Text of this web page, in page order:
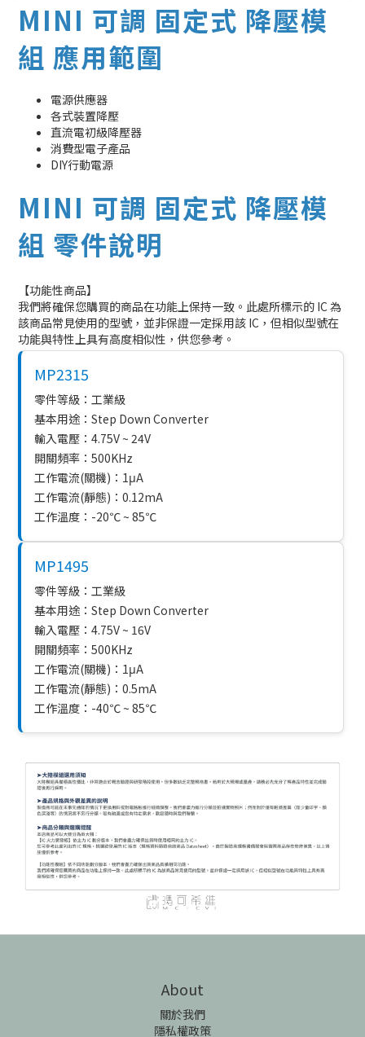
MINI 可調 固定式 降壓模
組 應用範圍
電源供應器
各式裝置降壓
直流電初級降壓器
消費型電子產品
DIY行動電源
MINI 可調 固定式 降壓模
組 零件說明
【功能性商品】
我們將確保您購買的商品在功能上保持一致。此處所標示的 IC 為
該商品常見使用的型號，並非保證一定採用該 IC，但相似型號在
功能與特性上具有高度相似性，供您參考。
MP2315
零件等級：工業級
基本用途：Step Down Converter
輸入電壓：4.75V ~ 24V
開關頻率：500KHz
工作電流(關機)：1μA
工作電流(靜態)：0.12mA
工作溫度：-20℃ ~ 85℃
MP1495
零件等級：工業級
基本用途：Step Down Converter
輸入電壓：4.75V ~ 16V
開關頻率：500KHz
工作電流(關機)：1μA
工作電流(靜態)：0.5mA
工作溫度：-40℃ ~ 85℃
About
關於我們
隱私權政策